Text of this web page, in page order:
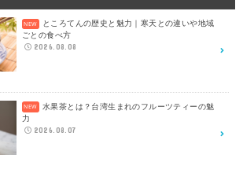
ところてんの歴史と魅力｜寒天との違いや地域
ごとの食べ方
2026.08.08
水果茶とは？台湾生まれのフルーツティーの魅
力
2026.08.07